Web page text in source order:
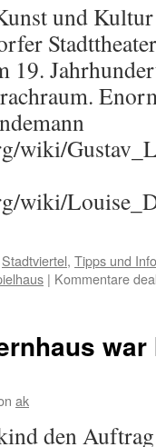
und
19.
wiki/
wiki/
Stadtviertel, Tipps und
| Kommentare
ak
den